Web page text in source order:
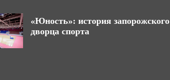
«Юность»: история запорожского
дворца спорта